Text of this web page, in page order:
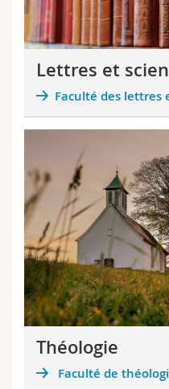
Lettres et
Faculté des lettres
Théologie
Faculté de